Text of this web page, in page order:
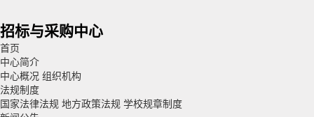
招标与采购中心
首页
中心简介
中心概况 组织机构
法规制度
国家法律法规 地方政策法规 学校规章制度